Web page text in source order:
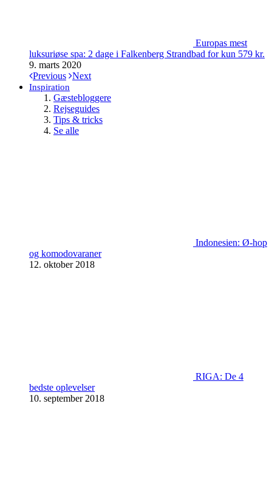
Europas mest
luksuriøse spa: 2 dage i Falkenberg Strandbad for kun 579 kr.
9. marts 2020
Previous Next
Inspiration
Gæstebloggere
Rejseguides
Tips & tricks
Se alle
Indonesien: Ø-hop
og komodovaraner
12. oktober 2018
RIGA: De 4
bedste oplevelser
10. september 2018